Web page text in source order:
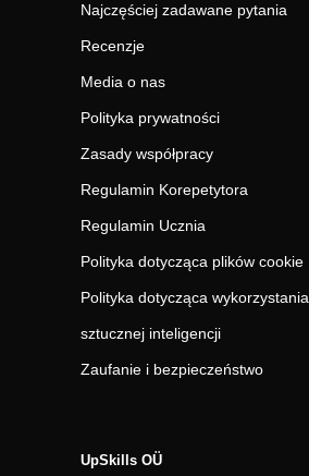
Najczęściej zadawane pytania
Recenzje
Media o nas
Polityka prywatności
Zasady współpracy
Regulamin Korepetytora
Regulamin Ucznia
Polityka dotycząca plików cookie
Polityka dotycząca wykorzystania
sztucznej inteligencji
Zaufanie i bezpieczeństwo
UpSkills OÜ